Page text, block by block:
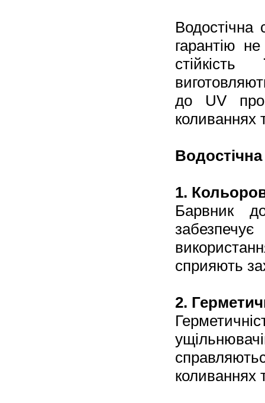
гарантію
до UV
коливаннях
​​1.
Барвник
сприяють
2.
коливаннях